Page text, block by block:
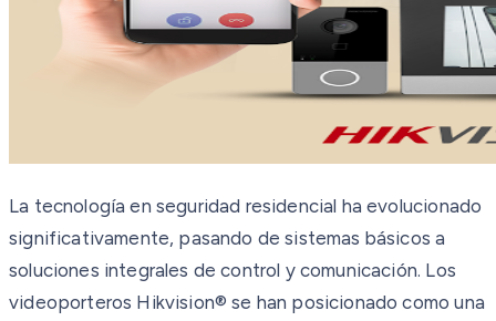
La tecnología en seguridad residencial ha evolucionado
significativamente, pasando de sistemas básicos a
soluciones integrales de control y comunicación. Los
videoporteros Hikvision® se han posicionado como una